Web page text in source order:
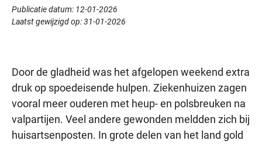
Publicatie datum: 12-01-2026
Laatst gewijzigd op:31-01-2026
Door de gladheid was het afgelopen weekend extra
druk op spoedeisende hulpen. Ziekenhuizen zagen
vooral meer ouderen met heup- en polsbreuken na
valpartijen. Veel andere gewonden meldden zich bij
huisartsenposten. In grote delen van het land gold